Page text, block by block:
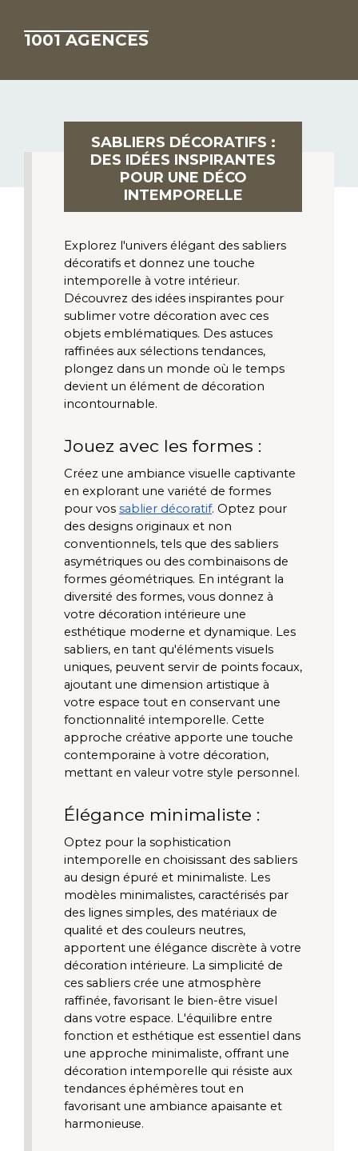
1001 AGENCES
SABLIERS DÉCORATIFS :
DES IDÉES INSPIRANTES
POUR UNE DÉCO
INTEMPORELLE
Explorez l'univers élégant des sabliers
décoratifs et donnez une touche
intemporelle à votre intérieur.
Découvrez des idées inspirantes pour
sublimer votre décoration avec ces
objets emblématiques. Des astuces
raffinées aux sélections tendances,
plongez dans un monde où le temps
devient un élément de décoration
incontournable.
Jouez avec les formes :
Créez une ambiance visuelle captivante
en explorant une variété de formes
pour vos sablier décoratif. Optez pour
des designs originaux et non
conventionnels, tels que des sabliers
asymétriques ou des combinaisons de
formes géométriques. En intégrant la
diversité des formes, vous donnez à
votre décoration intérieure une
esthétique moderne et dynamique. Les
sabliers, en tant qu'éléments visuels
uniques, peuvent servir de points focaux,
ajoutant une dimension artistique à
votre espace tout en conservant une
fonctionnalité intemporelle. Cette
approche créative apporte une touche
contemporaine à votre décoration,
mettant en valeur votre style personnel.
Élégance minimaliste :
Optez pour la sophistication
intemporelle en choisissant des sabliers
au design épuré et minimaliste. Les
modèles minimalistes, caractérisés par
des lignes simples, des matériaux de
qualité et des couleurs neutres,
apportent une élégance discrète à votre
décoration intérieure. La simplicité de
ces sabliers crée une atmosphère
raffinée, favorisant le bien-être visuel
dans votre espace. L'équilibre entre
fonction et esthétique est essentiel dans
une approche minimaliste, offrant une
décoration intemporelle qui résiste aux
tendances éphémères tout en
favorisant une ambiance apaisante et
harmonieuse.